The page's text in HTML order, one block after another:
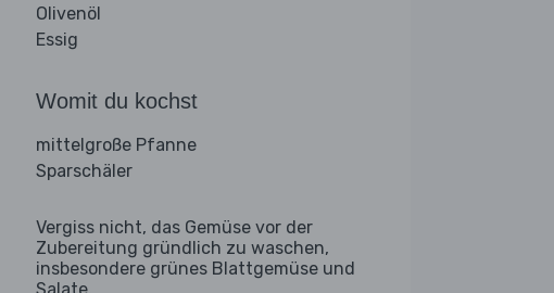
Olivenöl
Essig
Womit du kochst
mittelgroße Pfanne
Sparschäler
Vergiss nicht, das Gemüse vor der
Zubereitung gründlich zu waschen,
insbesondere grünes Blattgemüse und